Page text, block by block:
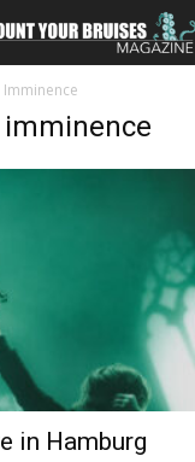
Imminence
in Hamburg